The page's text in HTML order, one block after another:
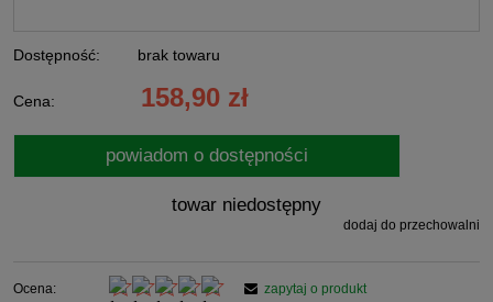
Dostępność: brak towaru
Cena: 158,90 zł
powiadom o dostępności
towar niedostępny
dodaj do przechowalni
Ocena:
zapytaj o produkt